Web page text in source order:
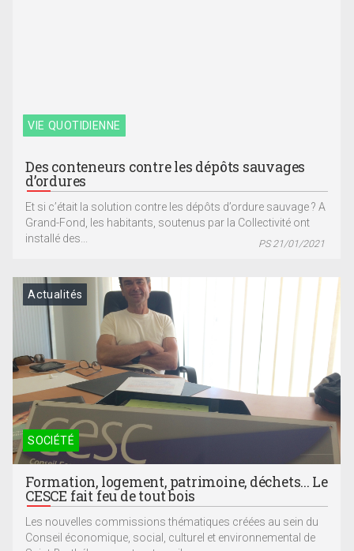
VIE QUOTIDIENNE
Des conteneurs contre les dépôts sauvages
d’ordures
Et si c’était la solution contre les dépôts d’ordure sauvage ? A
Grand-Fond, les habitants, soutenus par la Collectivité ont
installé des...
PS 21/01/2021
SOCIÉTÉ
Actualités
Formation, logement, patrimoine, déchets... Le
CESCE fait feu de tout bois
Les nouvelles commissions thématiques créées au sein du
Conseil économique, social, culturel et environnemental de